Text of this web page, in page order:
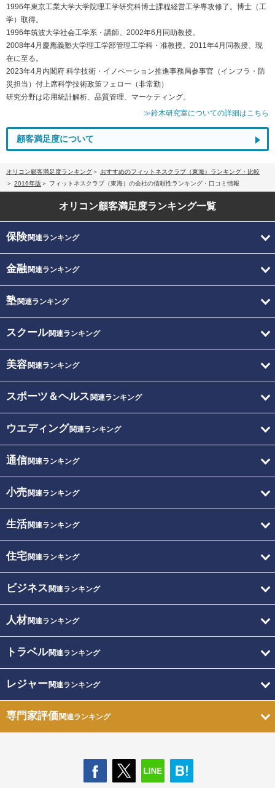
1996年東京工業大学大学院理工学研究科博士課程経営工学専攻修了。博士（工
学）取得。
1996年筑波大学社会工学系・講師。2002年6月同助教授。
2008年4月慶應義塾大学理工学部管理工学科・准教授。2011年4月同教授、現
在に至る。
2023年4月内閣府 科学技術・イノベーション推進事務局参事官（インフラ・防
災担当）付上席科学技術政策フェロー（非常勤）
研究分野は応用統計解析、品質管理、マーケティング。
≫鈴木研究室についての詳細はこちら
顧客満足度について
オリコン顧客満足度ランキング
おすすめのフィットネスクラブ（東海）ランキング・比較
2016年版
フィットネスクラブ（東海）の会社の信頼性ランキング・口コミ情報
オリコン顧客満足度ランキング一覧
保険関連ランキング
金融関連ランキング
塾関連ランキング
スクール関連ランキング
美容関連ランキング
スポーツ＆ヘルス 関連ランキング
ウエディング関連ランキング
通信関連ランキング
小売関連ランキング
生活関連ランキング
住宅関連ランキング
ビジネス 関連ランキング
人材関連ランキング
トラベル関連ランキング
レジャー関連ランキング
専門家評価関連ランキング